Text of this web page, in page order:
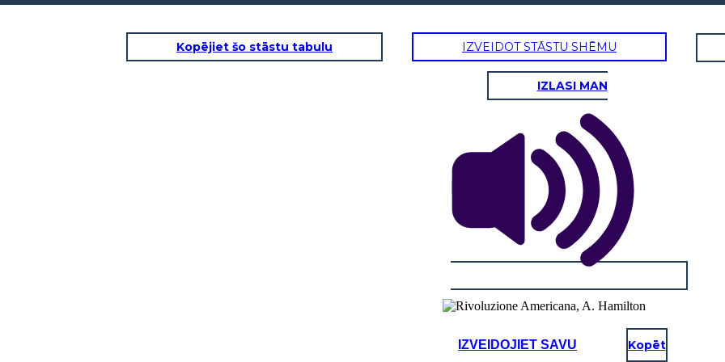
Kopējiet šo stāstu tabulu IZVEIDOT STĀSTU SHĒMU
IZLASI MAN
IZVEIDOJIET SAVU Kopēt